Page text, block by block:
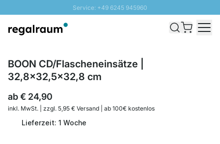
Service: +49 6245 945960
Schnelle Lieferung - Gratis Versand ab 100€
BOON CD/Flascheneinsätze |
32,8x32,5x32,8 cm
ab€ 24,90
inkl. MwSt. | zzgl. 5,95 € Versand | ab 100€ kostenlos
Lieferzeit: 1 Woche